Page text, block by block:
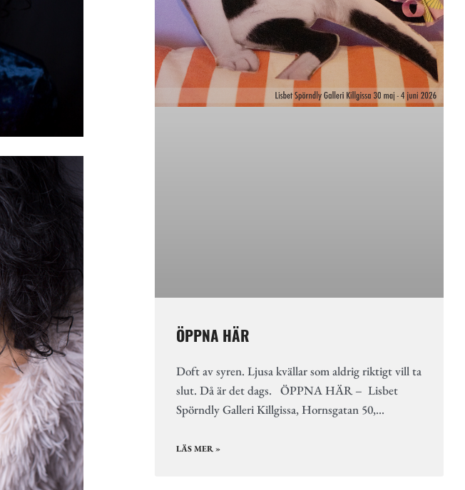
ÖPPNA HÄR
Doft av syren. Ljusa kvällar som aldrig riktigt vill ta
slut. Då är det dags. ÖPPNA HÄR – Lisbet
Spörndly Galleri Killgissa, Hornsgatan 50,…
LÄS MER »